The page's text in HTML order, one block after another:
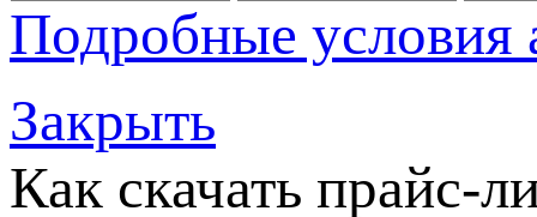
Подробные условия
Закрыть
Как скачать прайс-